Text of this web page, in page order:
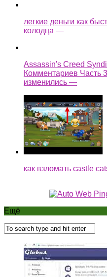
легкие деньги как
колодца —
Assassin's Creed
Комментариев Часть
изменились —
как взломать castle
Ещё